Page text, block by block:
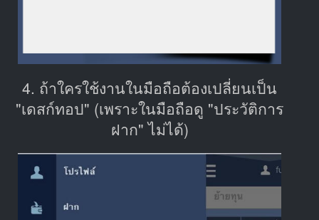
4. ถ้าใครใช้งานในมือถือต้องเปลี่ยนเป็น
"เดสก์ทอป" (เพราะในมือถือดู "ประวัติการ
ฝาก" ไม่ได้)